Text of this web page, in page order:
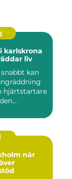
karlskrona
liv
kan
hjärtstartare
när